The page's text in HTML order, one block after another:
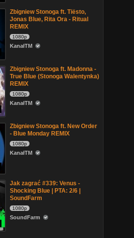
Zbigniew Stonoga ft. Tiësto,
Jonas Blue, Rita Ora - Ritual
REMIX
1080p
KanałTM
Zbigniew Stonoga ft. Madonna -
True Blue (Stonoga Walentynka)
REMIX
1080p
KanałTM
Zbigniew Stonoga ft. New Order
- Blue Monday REMIX
1080p
KanałTM
Jak zagrać #339: Venus -
Shocking Blue | PTA: 2/6 |
SoundFarm
1080p
SoundFarm